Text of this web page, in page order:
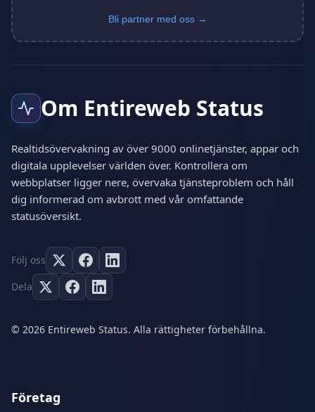
Bli partner med oss →
Om Entireweb Status
Realtidsövervakning av över 9000 onlinetjänster, appar och
digitala upplevelser världen över. Kontrollera om
webbplatser ligger nere, övervaka tjänsteproblem och håll
dig informerad om avbrott med vår omfattande
statusöversikt.
Följ oss
Dela
© 2026 Entireweb Status. Alla rättigheter förbehållna.
Företag